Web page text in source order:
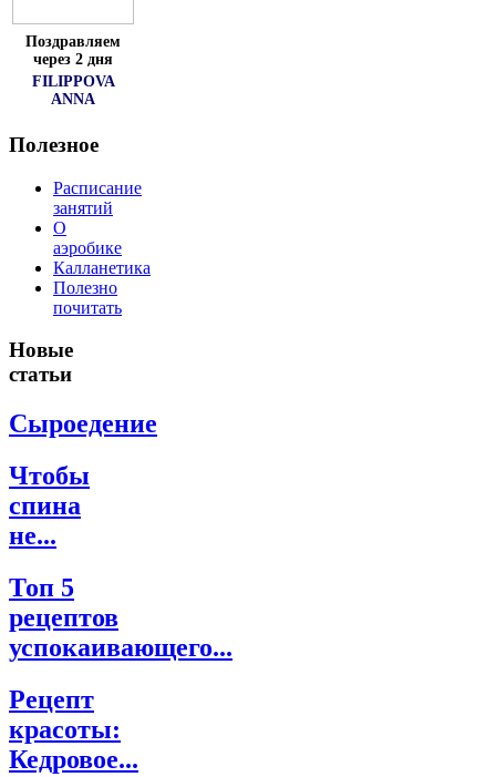
Поздравляем
через 2 дня
FILIPPOVA
ANNA
Полезное
Расписание
занятий
О
аэробике
Калланетика
Полезно
почитать
Новые
статьи
Сыроедение
Чтобы
спина
не...
Топ 5
рецептов
успокаивающего...
Рецепт
красоты:
Кедровое...